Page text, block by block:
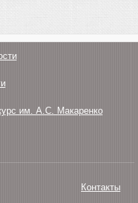
им. А.С. Макаренко
Контакты